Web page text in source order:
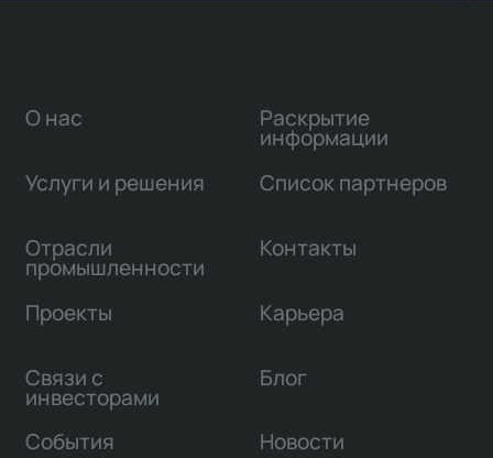
О нас
Услуги и решения
Отрасли
промышленности
Проекты
Связи с
инвесторами
Раскрытие
информации
Список партнеров
Контакты
Карьера
Блог
События Новости